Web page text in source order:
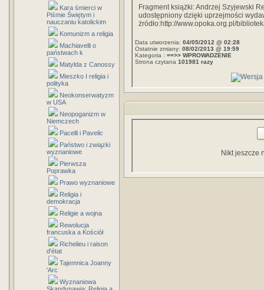
Kara śmierci w
Piśmie Świętym i
nauczaniu katolickim
Komunizm a religia
Machiavelli o
państwach k
Matylda z Canossy
Mieszko I religia i
polityka
Neokonserwatyzm
w USA
Neopoganizm w
Niemczech
Pacelli i Pavelic
Państwo i związki
wyznaniowe
Pierwsza
Poprawka
Prawo wyznaniowe
Religia i
demokracja
Religie a wojna
Rewolucja
francuska a Kościół
Richelieu i raison
d'état
Tajemnica Joanny
'Arc
Wyznaniowa
Fragment książki: Andrzej Szyjewski
udostępniony dzięki uprzejmości
żródło:http://www.opoka.org.pl/
Data utworzenia: 04/05/2012 @ 02:28
Ostatnie zmiany: 08/02/2013 @ 19:59
Kategoria : ==>> WPROWADZENIE
Strona czytana 101981 razy
Nikt jeszcze